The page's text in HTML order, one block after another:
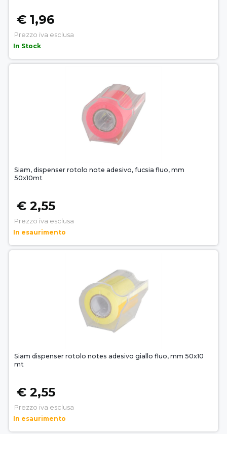
€ 1,96
Prezzo iva esclusa
In Stock
Siam, dispenser rotolo note adesivo, fucsia fluo, mm
50x10mt
€ 2,55
Prezzo iva esclusa
In esaurimento
Siam dispenser rotolo notes adesivo giallo fluo, mm 50x10
mt
€ 2,55
Prezzo iva esclusa
In esaurimento